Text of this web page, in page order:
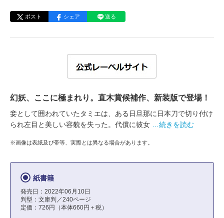
ポスト シェア 送る
幻妖、ここに極まれり。直木賞候補作、新装版で登場！
妾として囲われていたタミエは、ある日旦那に日本刀で切り付け
られ左目と美しい容貌を失った。代償に彼女
…続きを読む
※画像は表紙及び帯等、実際とは異なる場合があります。
紙書籍
発売日：2022年06月10日
判型：文庫判／240ページ
定価：726円（本体660円＋税）